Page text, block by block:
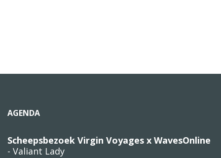
AGENDA
Scheepsbezoek Virgin Voyages x WavesOnline
- Valiant Lady